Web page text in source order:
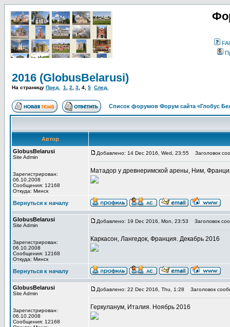
2016 (GlobusBelarusi)
На страницу Пред. 1 2 3 4 5 След.
Список форумов Форум сайта «Глобус
Автор
GlobusBelarusi
Site Admin
Зарегистрирован:
06.10.2008
Сообщения: 12168
Откуда: Минск
Добавлено: 14 Dec 2016, Wed, 23:55 Заголовок
Матадор у древнеримской арены, Ним,
Вернуться к началу
GlobusBelarusi
Site Admin
Зарегистрирован:
06.10.2008
Сообщения: 12168
Откуда: Минск
Добавлено: 19 Dec 2016, Mon, 23:53 Заголовок
Каркасон, Лангедок, Франция. Декабрь 2016
Вернуться к началу
GlobusBelarusi
Site Admin
Зарегистрирован:
06.10.2008
Сообщения: 12168
Добавлено: 22 Dec 2016, Thu, 1:28 Заголовок
Геркуланум, Италия. Ноябрь 2016